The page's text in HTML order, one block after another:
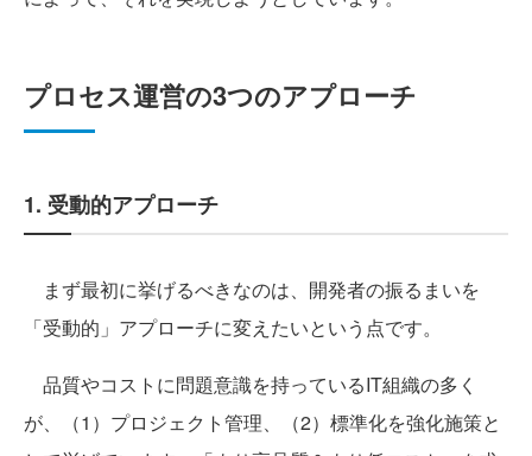
プロセス運営の3つのアプローチ
1. 受動的アプローチ
まず最初に挙げるべきなのは、開発者の振るまいを
「受動的」アプローチに変えたいという点です。
品質やコストに問題意識を持っているIT組織の多く
が、（1）プロジェクト管理、（2）標準化を強化施策と